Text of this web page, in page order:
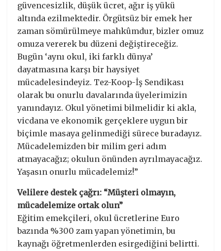
güvencesizlik, düşük ücret, ağır iş yükü
altında ezilmektedir. Örgütsüz bir emek her
zaman sömürülmeye mahkûmdur, bizler omuz
omuza vererek bu düzeni değiştireceğiz.
Bugün ‘aynı okul, iki farklı dünya’
dayatmasına karşı bir haysiyet
mücadelesindeyiz. Tez-Koop-İş Sendikası
olarak bu onurlu davalarında üyelerimizin
yanındayız. Okul yönetimi bilmelidir ki akla,
vicdana ve ekonomik gerçeklere uygun bir
biçimle masaya gelinmediği sürece buradayız.
Mücadelemizden bir milim geri adım
atmayacağız; okulun önünden ayrılmayacağız.
Yaşasın onurlu mücadelemiz!”
Velilere destek çağrı: “Müşteri olmayın,
mücadelemize ortak olun”
Eğitim emekçileri, okul ücretlerine Euro
bazında %300 zam yapan yönetimin, bu
kaynağı öğretmenlerden esirgediğini belirtti.